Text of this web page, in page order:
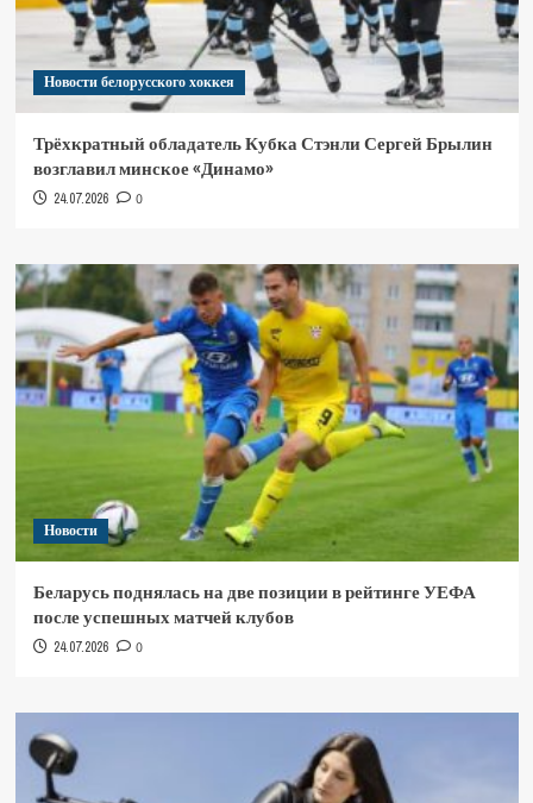
Новости белорусского хоккея
Трёхкратный обладатель Кубка Стэнли Сергей Брылин
возглавил минское «Динамо»
24.07.2026 0
Новости
Беларусь поднялась на две позиции в рейтинге УЕФА
после успешных матчей клубов
24.07.2026 0